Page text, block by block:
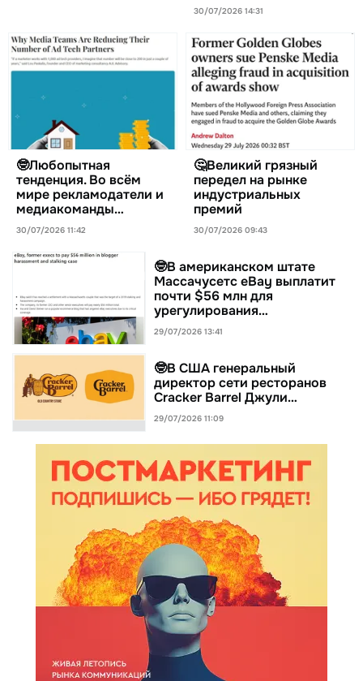
30/07/2026 14:31
🤓Любопытная
тенденция. Во всём
мире рекламодатели и
медиакоманды…
30/07/2026 11:42
🤔Великий грязный
передел на рынке
индустриальных
премий
30/07/2026 09:43
🤓В американском штате
Массачусетс eBay выплатит
почти $56 млн для
урегулирования…
29/07/2026 13:41
🤓В США генеральный
директор сети ресторанов
Cracker Barrel Джули…
29/07/2026 11:09